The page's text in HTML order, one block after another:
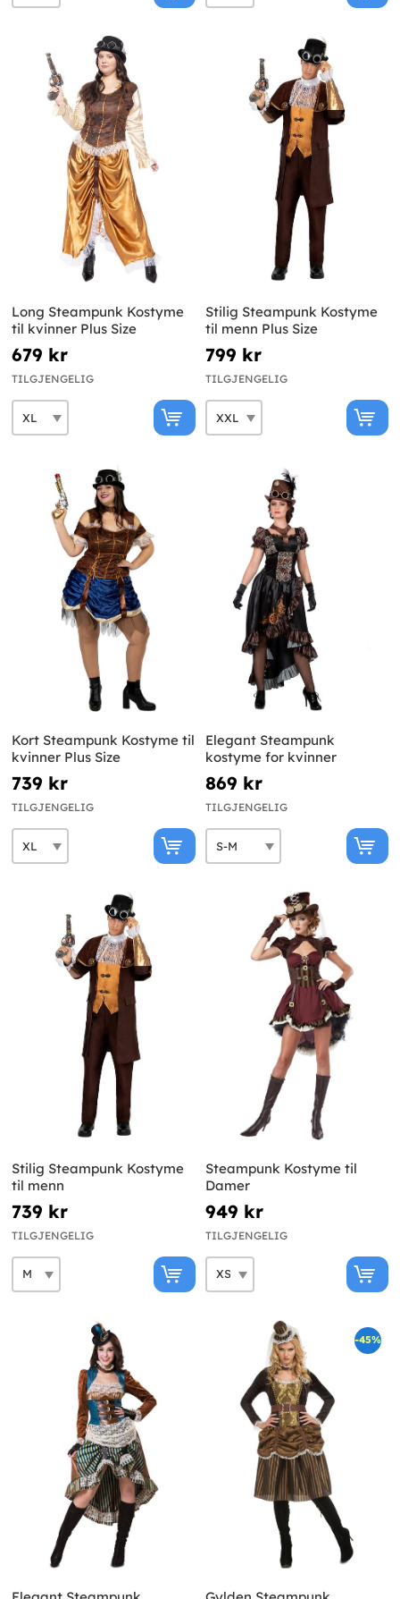
Long Steampunk Kostyme
til kvinner Plus Size
679 kr
TILGJENGELIG
Stilig Steampunk Kostyme
til menn Plus Size
799 kr
TILGJENGELIG
Kort Steampunk Kostyme til
kvinner Plus Size
739 kr
TILGJENGELIG
Elegant Steampunk
kostyme for kvinner
869 kr
TILGJENGELIG
Stilig Steampunk Kostyme
til menn
739 kr
TILGJENGELIG
Steampunk Kostyme til
Damer
949 kr
TILGJENGELIG
-45%